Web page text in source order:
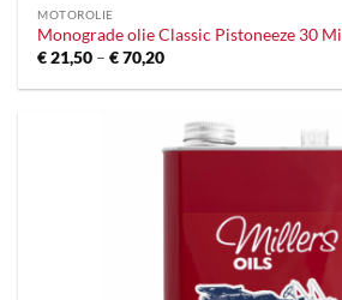
MOTOROLIE
Monograde olie Classic Pistoneeze 30
€21,50 – €70,20Prijsklasse:
tot